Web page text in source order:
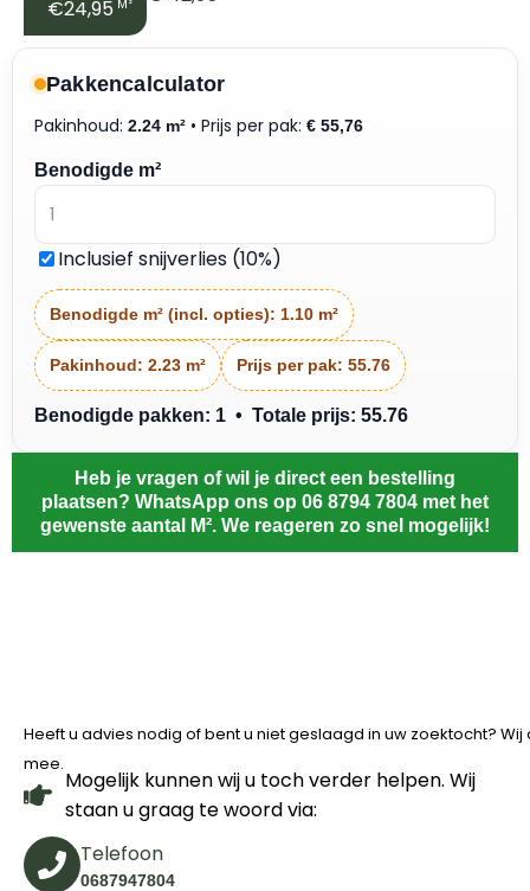
€24,95 M²
Pakkencalculator
Pakinhoud: 2.24 m² • Prijs per pak: € 55,76
Benodigde m²
Inclusief snijverlies (10%)
Benodigde m² (incl. opties): 1.10 m²
Pakinhoud: 2.23 m² Prijs per pak: 55.76
Benodigde pakken: 1 • Totale prijs: 55.76
Heb je vragen of wil je direct een bestelling
plaatsen? WhatsApp ons op 06 8794 7804 met het
gewenste aantal M². We reageren zo snel mogelijk!
Heeft u advies nodig of bent u niet geslaagd in uw zoektocht?
mee.
Mogelijk kunnen wij u toch verder helpen. Wij
staan u graag te woord via:
Telefoon
0687947804